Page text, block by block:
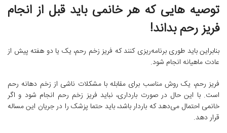
توصیه هایی که هر خانمی باید قبل از انجام
فریز رحم بداند!
بنابراین باید طوری برنامه‌ریزی کنند که فریز زخم رحم، یک یا دو هفته پیش از
عادت ماهیانه انجام شود.
فریز رحم، یک روش مناسب برای مقابله با مشکلات ناشی از زخم دهانه رحم
است. با این حال در صورت بارداری، نباید فریز زخم رحم انجام شود و اگر
خانمی احتمال می‌دهد که باردار باشد، باید حتما پزشک را در جریان این مساله
قرار دهد.